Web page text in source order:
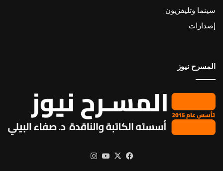
سينما وتليفزيون
إصدارات
المسرح نيوز
فيسبوك
X يوتيوب